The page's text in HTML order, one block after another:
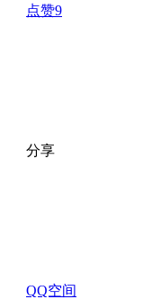
点赞9
分享
QQ空间